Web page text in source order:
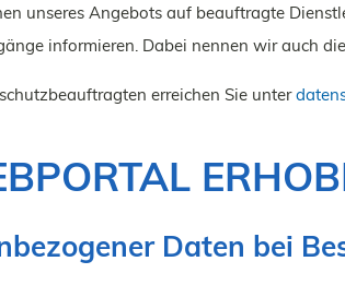
unseres Angebots auf beauftragte
informieren. Dabei nennen wir auch
erreichen Sie unter
Daten bei